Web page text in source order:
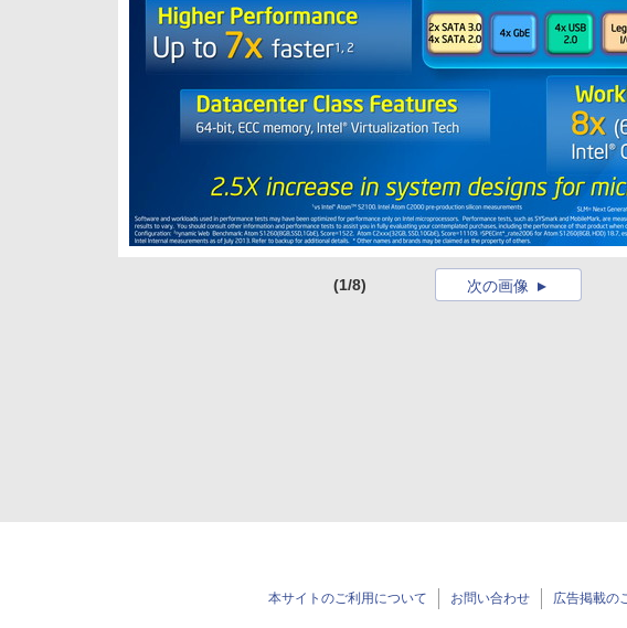
(1/8) 次の画像
本サイトのご利用について お問い合わせ 広告掲載の